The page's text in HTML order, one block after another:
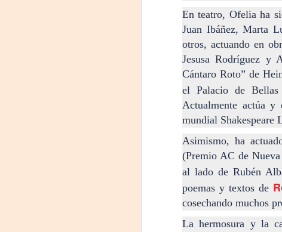
En teatro, Ofelia ha
Juan Ibáñez, Marta
otros, actuando en
Jesusa Rodríguez y
Cántaro Roto” de
el Palacio de
Actualmente actúa
mundial Shakespeare
Asimismo, ha
(Premio AC de
al lado de Rubén
poemas y textos de
cosechando muchos
La hermosura y la
29
Dir.
AUG
3
📌